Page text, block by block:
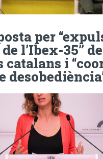
per
l’Ibex-35”
i